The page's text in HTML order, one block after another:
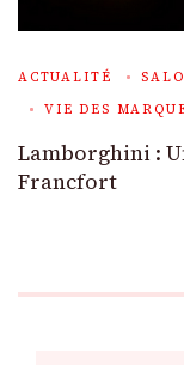
ACTUALITÉ
VIE DES
Lamborghini :
Francfort